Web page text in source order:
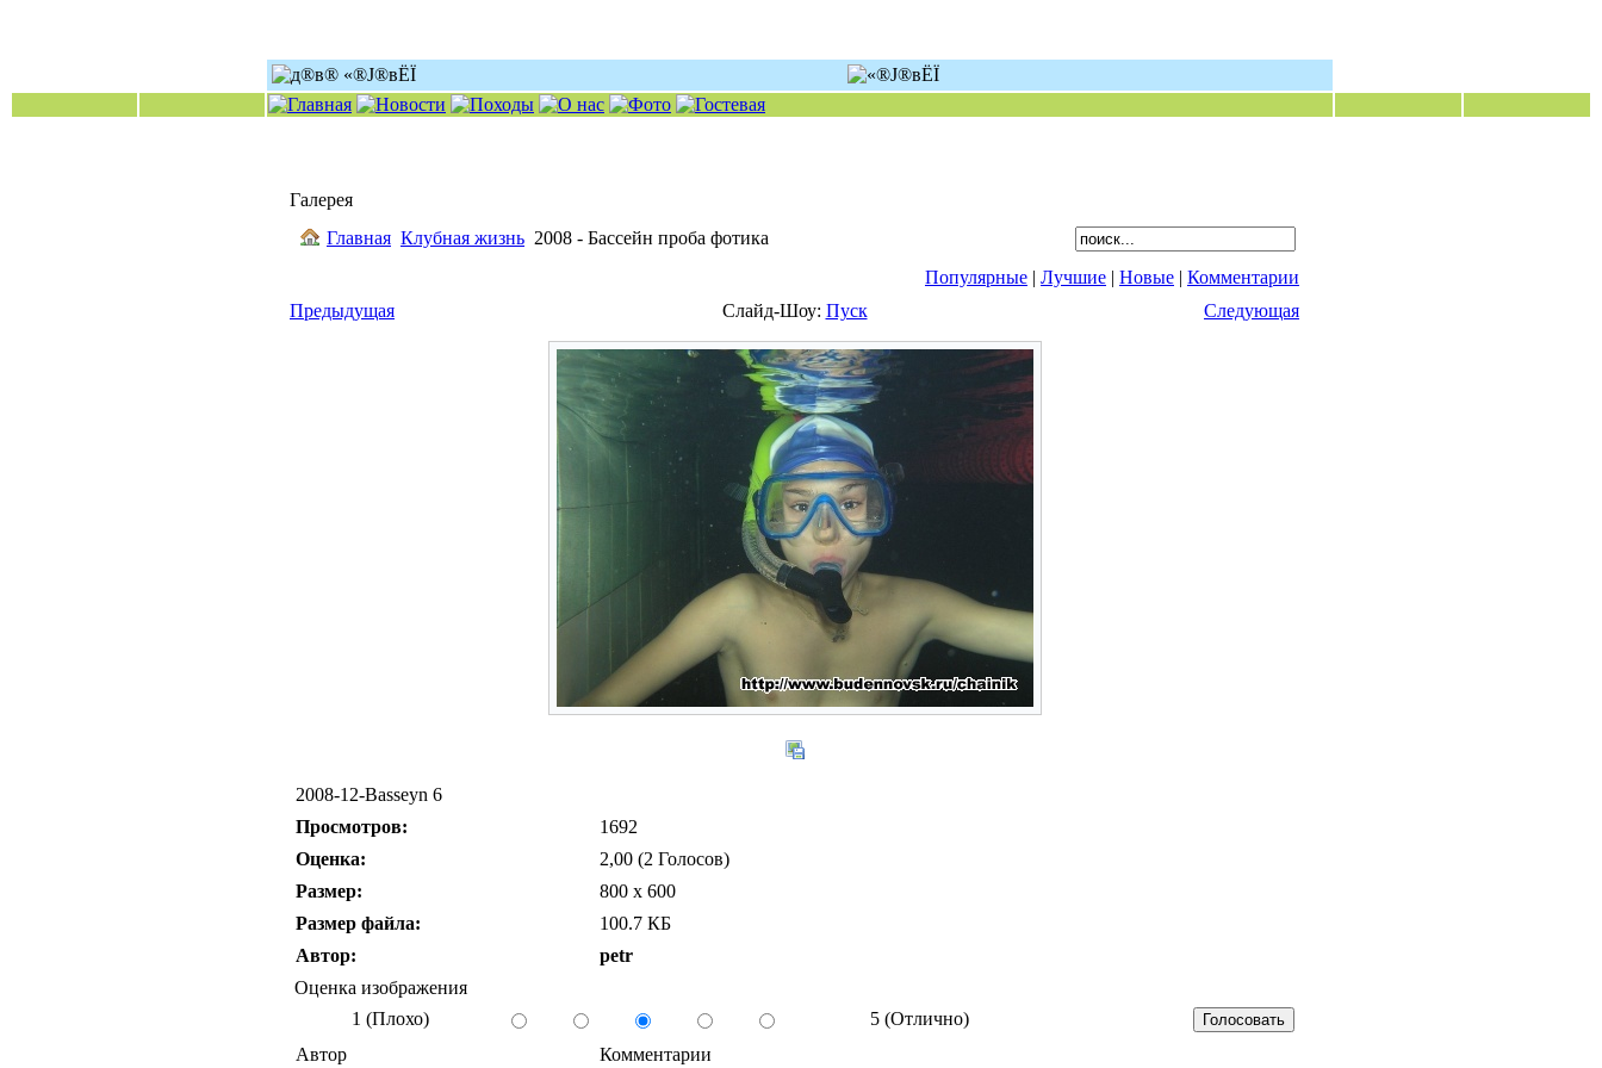
Галерея
Главная Клубная жизнь 2008 - Бассейн проба фотика
Популярные | Лучшие | Новые | Комментарии
Предыдущая
Слайд-Шоу: Пуск Следующая
2008-12-Basseyn 6
Просмотров:
1692
Оценка:
2,00 (2 Голосов)
Размер:
800 x 600
Размер файла:
100.7 КБ
Автор:
petr
Оценка изображения
1 (Плохо)
5 (Отлично)
Автор
Комментарии